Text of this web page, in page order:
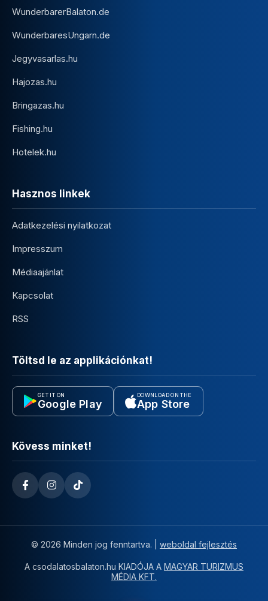
WunderbarerBalaton.de
WunderbaresUngarn.de
Jegyvasarlas.hu
Hajozas.hu
Bringazas.hu
Fishing.hu
Hotelek.hu
Hasznos linkek
Adatkezelési nyilatkozat
Impresszum
Médiaajánlat
Kapcsolat
RSS
Töltsd le az applikációnkat!
GET IT ON
Google Play
DOWNLOAD ON THE
App Store
Kövess minket!
© 2026 Minden jog fenntartva. | weboldal fejlesztés
A csodalatosbalaton.hu KIADÓJA A MAGYAR TURIZMUS
MÉDIA KFT.